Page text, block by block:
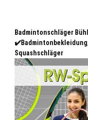
Badmintonschläger
Squashschläger